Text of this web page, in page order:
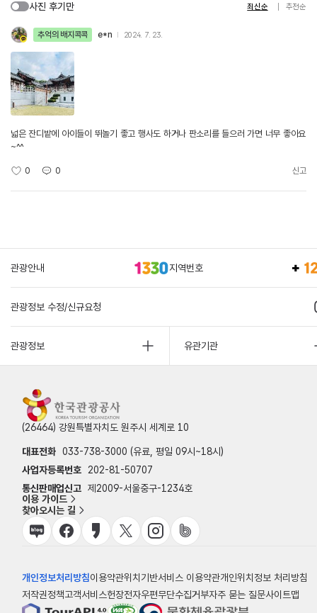
사진 후기만 최신순 추천순
추억의 배지콕콕 e*n 2024. 7. 23.
넓은 잔디밭에 아이들이 뛰놀기 좋고 행사도 하거나 판소리를 들으러 가면 너무 좋아요
~^^
0 0 신고
관광안내 지역번호
관광정보 수정/신규요청
관광정보 유관기관
(26464) 강원특별자치도 원주시 세계로 10
대표전화 033-738-3000 (유료, 평일 09시~18시)
사업자등록번호
202-81-50707
통신판매업신고 제2009-서울중구-1234호
이용 가이드
찾아오시는 길
개인정보처리방침이용약관위치기반서비스 이용약관개인위치정보 처리방침
저작권정책고객서비스헌장전자우편무단수집거부자주 묻는 질문사이트맵